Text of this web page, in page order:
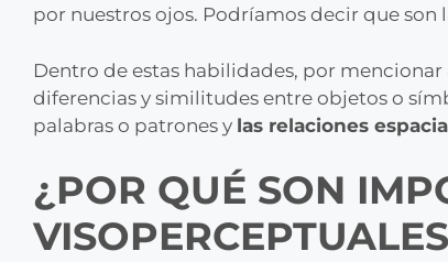
por nuestros ojos. Podríamos decir que
Dentro de estas habilidades, por
diferencias y similitudes entre objetos o
palabras o patrones y las relaciones
¿POR QUÉ SON